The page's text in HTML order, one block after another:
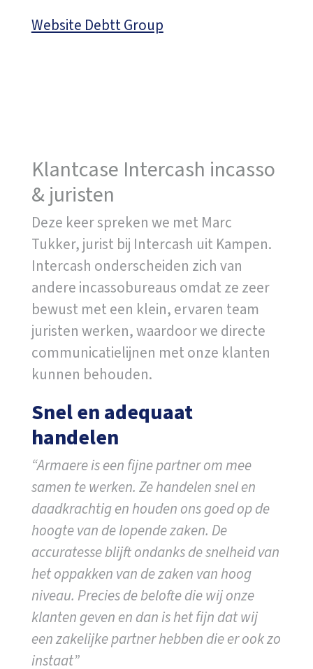
Website Debtt Group
Klantcase Intercash incasso
& juristen
Deze keer spreken we met Marc
Tukker, jurist bij Intercash uit Kampen.
Intercash onderscheiden zich van
andere incassobureaus omdat ze zeer
bewust met een klein, ervaren team
juristen werken, waardoor we directe
communicatielijnen met onze klanten
kunnen behouden.
Snel en adequaat
handelen
“Armaere is een fijne partner om mee
samen te werken. Ze handelen snel en
daadkrachtig en houden ons goed op de
hoogte van de lopende zaken. De
accuratesse blijft ondanks de snelheid van
het oppakken van de zaken van hoog
niveau. Precies de belofte die wij onze
klanten geven en dan is het fijn dat wij
een zakelijke partner hebben die er ook zo
instaat”